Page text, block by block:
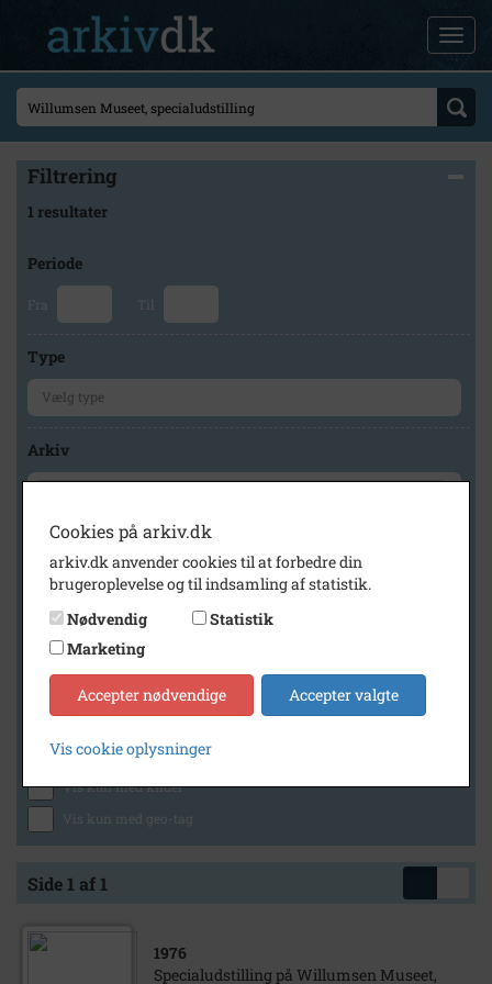
Filtrering
1 resultater
Periode
Fra Til
Type
Arkiv
Geografi
Generelt
Vis kun med billeder
Vis kun med lydklip
Vis kun med kilder
Vis kun med geo-tag
Side 1 af 1
1976
Specialudstilling på Willumsen Museet,
Cookies på arkiv.dk
arkiv.dk anvender cookies til at forbedre din
brugeroplevelse og til indsamling af statistik.
Nødvendig
Statistik
Marketing
Accepter nødvendige Accepter valgte
Vis cookie oplysninger